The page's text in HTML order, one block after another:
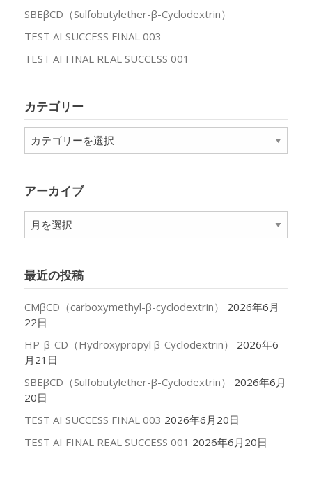
SBEβCD（Sulfobutylether-β-Cyclodextrin）
TEST AI SUCCESS FINAL 003
TEST AI FINAL REAL SUCCESS 001
カテゴリー
テ
ー
アーカイブ
ア
ー
ブ
最近の投稿
CMβCD（carboxymethyl-β-cyclodextrin）
2026年6月
22日
HP-β-CD（Hydroxypropyl β-Cyclodextrin）
2026年6
月21日
SBEβCD（Sulfobutylether-β-Cyclodextrin）
2026年6月
20日
TEST AI SUCCESS FINAL 003 2026年6月20日
TEST AI FINAL REAL SUCCESS 001 2026年6月20日